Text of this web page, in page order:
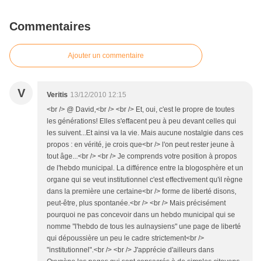
Commentaires
Ajouter un commentaire
V Veritis 13/12/2010 12:15
<br /> @ David,<br /> <br /> Et, oui, c'est le propre de toutes
les générations! Elles s'effacent peu à peu devant celles qui
les suivent...Et ainsi va la vie. Mais aucune nostalgie dans ces
propos : en vérité, je crois que<br /> l'on peut rester jeune à
tout âge...<br /> <br /> Je comprends votre position à propos
de l'hebdo municipal. La différence entre la blogosphère et un
organe qui se veut institutionnel c'est effectivement qu'il règne
dans la première une certaine<br /> forme de liberté disons,
peut-être, plus spontanée.<br /> <br /> Mais précisément
pourquoi ne pas concevoir dans un hebdo municipal qui se
nomme "l'hebdo de tous les aulnaysiens" une page de liberté
qui dépoussière un peu le cadre strictement<br />
"institutionnel".<br /> <br /> J'apprécie d'ailleurs dans